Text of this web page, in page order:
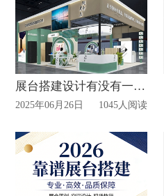
展台搭建设计有没有一些隐形收费？
2025年06月26日 1045人阅读